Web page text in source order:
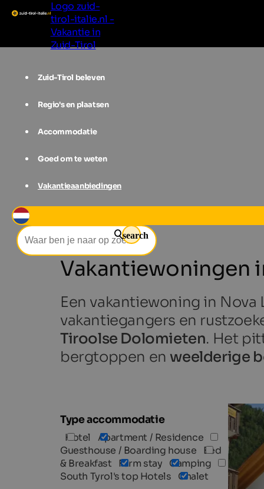
Logo zuid-
tirol-italie.nl -
Vakantie in
Zuid-Tirol
Zuid-Tirol beleven
Regio's en plaatsen
Accommodatie
Goed om te weten
Vakantieaanbiedingen
search
Vakantiewoningen
Een vakantiewoning in
vakantiegangers en
Tiroolse Dolomieten. Het
bergtoppen enweelderige
Type accommodatie
Hotel
Apartment / Residence
Guesthouse / Boarding house
Bed
& Breakfast
Farm stay
Camping
South Tyrol's top Hotels
Chalet